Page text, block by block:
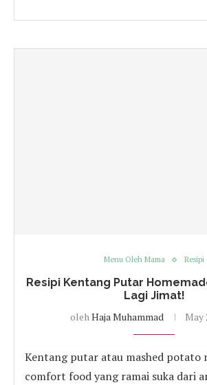
Menu Oleh Mama Resipi
Resipi Kentang Putar
Lagi Jimat!
olehHaja Muhammad May
Kentang putar atau mashed potato
comfort food yang ramai suka dari